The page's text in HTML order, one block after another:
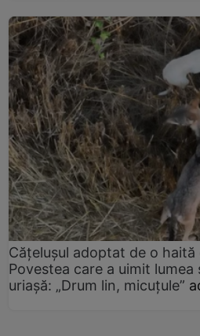
Cățelușul adoptat de o
Povestea care a uimit
uriașă: „Drum lin, micuțule”